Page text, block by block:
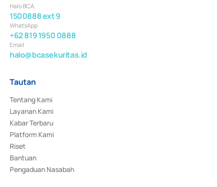
Halo BCA
1500888 ext 9
WhatsApp
+62 819 1950 0888
Email
halo@bcasekuritas.id
Tautan
Tentang Kami
Layanan Kami
Kabar Terbaru
Platform Kami
Riset
Bantuan
Pengaduan Nasabah